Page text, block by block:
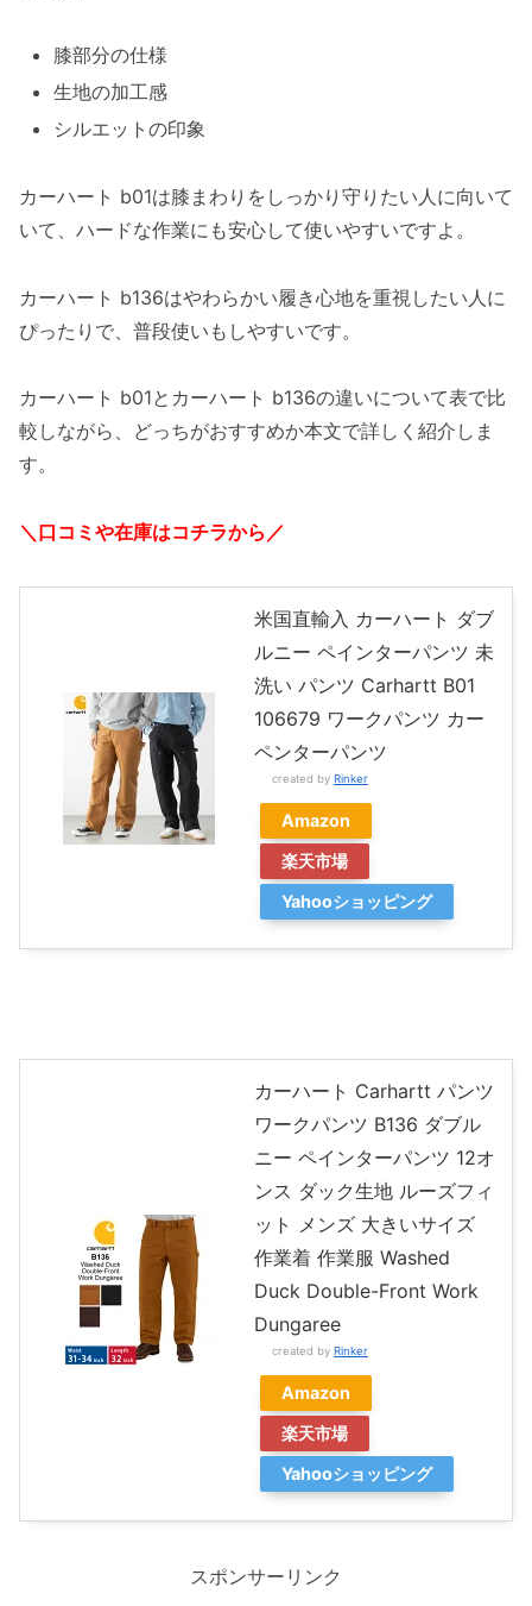
膝部分の仕様
生地の加工感
シルエットの印象
カーハート b01は膝まわりをしっかり守りたい人に向いて
いて、ハードな作業にも安心して使いやすいですよ。
カーハート b136はやわらかい履き心地を重視したい人に
ぴったりで、普段使いもしやすいです。
カーハート b01とカーハート b136の違いについて表で比
較しながら、どっちがおすすめか本文で詳しく紹介しま
す。
＼口コミや在庫はコチラから／
米国直輸入 カーハート ダブ
ルニー ペインターパンツ 未
洗い パンツ Carhartt B01
106679 ワークパンツ カー
ペンターパンツ
created by Rinker
Amazon
楽天市場
Yahooショッピング
カーハート Carhartt パンツ
ワークパンツ B136 ダブル
ニー ペインターパンツ 12オ
ンス ダック生地 ルーズフィ
ット メンズ 大きいサイズ
作業着 作業服 Washed
Duck Double-Front Work
Dungaree
created by Rinker
Amazon
楽天市場
Yahooショッピング
スポンサーリンク